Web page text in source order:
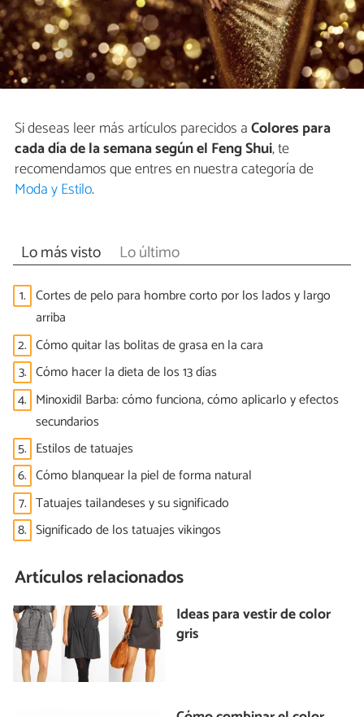
Si deseas leer más artículos parecidos aColores para
cada día de la semana según el Feng Shui, te
recomendamos que entres en nuestra categoría de
Moda y Estilo.
Lo más visto Lo último
1. Cortes de pelo para hombre corto por los lados y largo
arriba
2. Cómo quitar las bolitas de grasa en la cara
3. Cómo hacer la dieta de los 13 días
4. Minoxidil Barba: cómo funciona, cómo aplicarlo y efectos
secundarios
5. Estilos de tatuajes
6. Cómo blanquear la piel de forma natural
7. Tatuajes tailandeses y su significado
8. Significado de los tatuajes vikingos
Artículos relacionados
Ideas para vestir de color
gris